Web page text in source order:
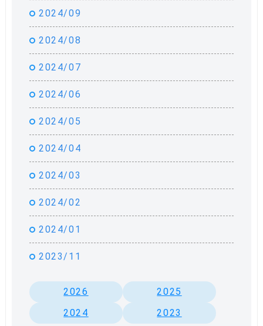
2024/09
2024/08
2024/07
2024/06
2024/05
2024/04
2024/03
2024/02
2024/01
2023/11
2026
2025
2024
2023